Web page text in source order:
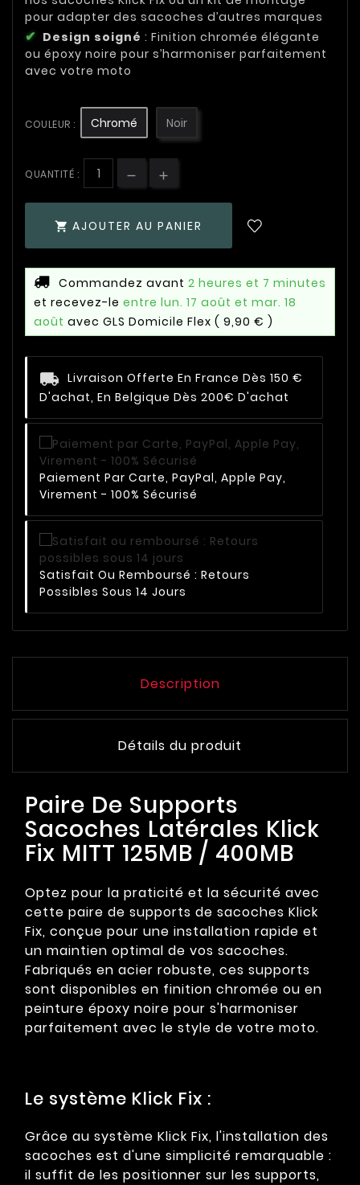
pour adapter des sacoches d’autres marques
Design soigné : Finition chromée élégante
ou époxy noire pour s’harmoniser parfaitement
avec votre moto
COULEUR : Chromé Noir
QUANTITÉ :
 AJOUTER AU PANIER
Commandez avant 2 heures et 7 minutes
et recevez-le entre lun. 17 août et mar. 18
août avec GLS Domicile Flex ( 9,90 € )
Livraison Offerte En France Dès 150 €
D'achat, En Belgique Dès 200€ D'achat
Paiement Par Carte, PayPal, Apple Pay,
Virement - 100% Sécurisé
Satisfait Ou Remboursé : Retours
Possibles Sous 14 Jours
Description
Détails du produit
Paire De Supports
Sacoches Latérales Klick
Fix MITT 125MB / 400MB
Optez pour la praticité et la sécurité avec
cette paire de supports de sacoches Klick
Fix, conçue pour une installation rapide et
un maintien optimal de vos sacoches.
Fabriqués en acier robuste, ces supports
sont disponibles en finition chromée ou en
peinture époxy noire pour s'harmoniser
parfaitement avec le style de votre moto.
Le système Klick Fix :
Grâce au système Klick Fix, l'installation des
sacoches est d'une simplicité remarquable :
il suffit de les positionner sur les supports,